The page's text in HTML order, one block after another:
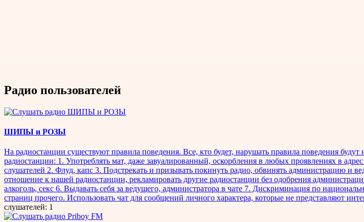
Радио пользователей
ШИПЫ и РОЗЫ
На радиостанции существуют правила поведения. Все, кто будет, нарушать правила поведения
радиостанции: 1. Употреблять мат, даже завуалированный, оскорбления в любых проявлениях в
слушателей 2. Флуд, капс 3. Подстрекать и призывать покинуть радио, обвинять администрацию
отношение к нашей радиостанции, рекламировать другие радиостанции без одобрения
алкоголь, секс 6. Выдавать себя за ведущего, администратора в чате 7. Дискриминация по
страниц прочего. Использовать чат для сообщений личного характера, которые не представляют
слушателей: 1